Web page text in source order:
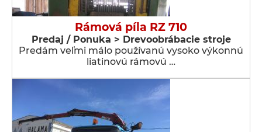
Rámová píla RZ 710
Predaj / Ponuka > Drevoobrábacie stroje
Predám veľmi málo používanú vysoko výkonnú
liatinovú rámovú …